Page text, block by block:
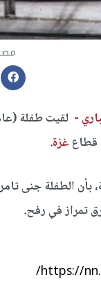
- لقيت طفلة
غزة.
بأن الطفلة جنى
تمراز في رفح.
https://